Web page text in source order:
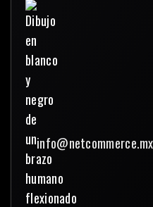
info@netcommerce.mx